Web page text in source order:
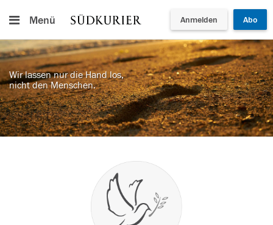
Menü Anmelden Abo
Wir lassen nur die Hand los,
nicht den Menschen.